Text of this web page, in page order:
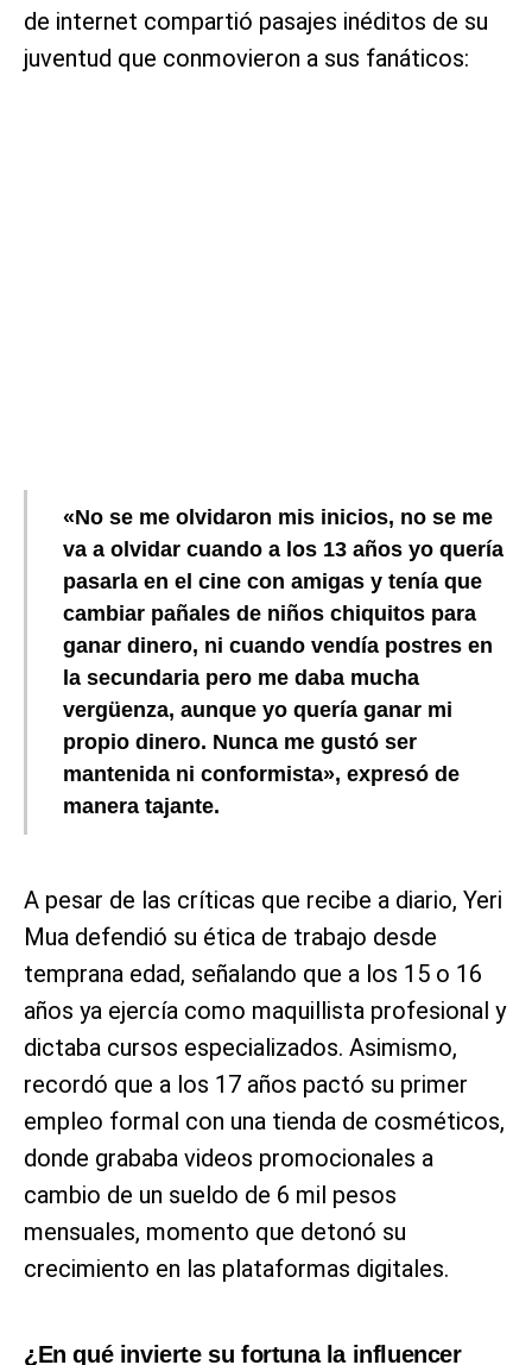
de internet compartió pasajes inéditos de su
juventud que conmovieron a sus fanáticos:
«No se me olvidaron mis inicios, no se me
va a olvidar cuando a los 13 años yo quería
pasarla en el cine con amigas y tenía que
cambiar pañales de niños chiquitos para
ganar dinero, ni cuando vendía postres en
la secundaria pero me daba mucha
vergüenza, aunque yo quería ganar mi
propio dinero. Nunca me gustó ser
mantenida ni conformista», expresó de
manera tajante.
A pesar de las críticas que recibe a diario, Yeri
Mua defendió su ética de trabajo desde
temprana edad, señalando que a los 15 o 16
años ya ejercía como maquillista profesional y
dictaba cursos especializados. Asimismo,
recordó que a los 17 años pactó su primer
empleo formal con una tienda de cosméticos,
donde grababa videos promocionales a
cambio de un sueldo de 6 mil pesos
mensuales, momento que detonó su
crecimiento en las plataformas digitales.
¿En qué invierte su fortuna la influencer